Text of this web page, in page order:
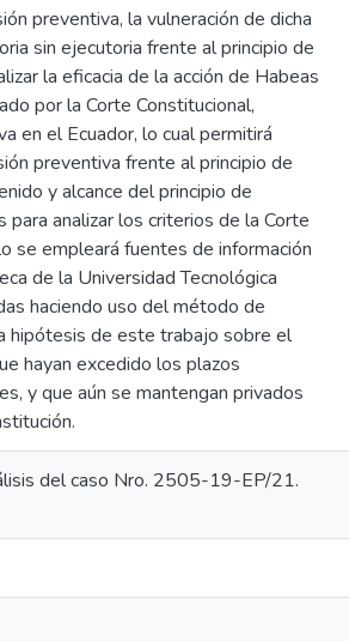
preventiva, la vulneración de dicha
sin ejecutoria frente al principio de
la eficacia de la acción de Habeas
por la Corte Constitucional,
en el Ecuador, lo cual permitirá
preventiva frente al principio de
y alcance del principio de
analizar los criterios de la Corte
se empleará fuentes de información
de la Universidad Tecnológica
haciendo uso del método de
hipótesis de este trabajo sobre el
hayan excedido los plazos
y que aún se mantengan privados
del caso Nro. 2505-19-EP/21.